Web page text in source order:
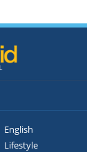
English
Lifestyle